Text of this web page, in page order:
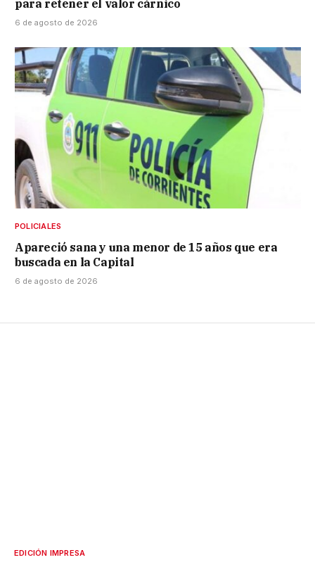
para retener el valor cárnico
6 de agosto de 2026
POLICIALES
Apareció sana y una menor de 15 años que era
buscada en la Capital
6 de agosto de 2026
EDICIÓN IMPRESA